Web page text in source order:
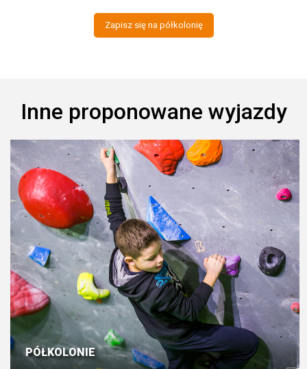
Zapisz się na półkolonię
Inne proponowane wyjazdy
PÓŁKOLONIE